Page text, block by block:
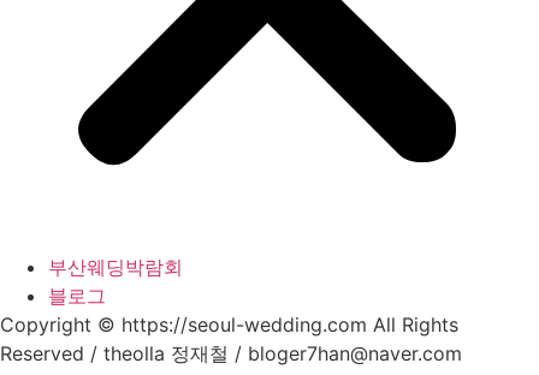
부산웨딩박람회
블로그
Copyright © https://seoul-wedding.com All Rights
Reserved / theolla 정재철 / bloger7han@naver.com